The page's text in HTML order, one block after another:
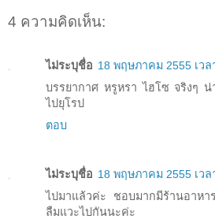
4 ความคิดเห็น:
ไม่ระบุชื่อ 18 พฤษภาคม 2555 เวล
บรรยากาศ หรูหรา ไฮโซ จริงๆ
ไปยุโรป
ตอบ
ไม่ระบุชื่อ 18 พฤษภาคม 2555 เวล
ไปมาแล้วค่ะ ชอบมากมีร้านอาหา
ลืมแวะไปกันนะค่ะ